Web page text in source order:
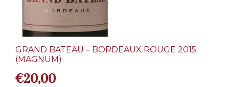
GRAND BATEAU – BORDEAUX ROUGE 2015
(MAGNUM)
€20,00